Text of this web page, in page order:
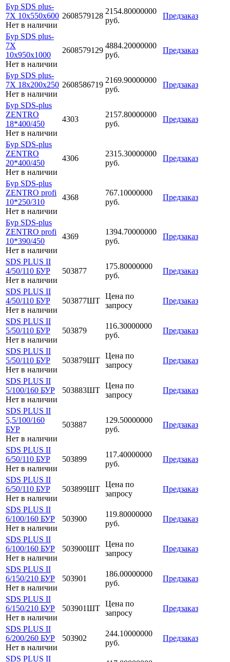
Бур SDS plus-
7X 10x550x600
Нет в наличии
2608579128
2154.80000000
руб.
Предзаказ
Бур SDS plus-
7X
10x950x1000
Нет в наличии
2608579129
4884.20000000
руб.
Предзаказ
Бур SDS plus-
7X 18x200x250
Нет в наличии
2608586719
2169.90000000
руб.
Предзаказ
Бур SDS-plus
ZENTRO
18*400/450
Нет в наличии
4303
2157.80000000
руб.
Предзаказ
Бур SDS-plus
ZENTRO
20*400/450
Нет в наличии
4306
2315.30000000
руб.
Предзаказ
Бур SDS-plus
ZENTRO profi
10*250/310
Нет в наличии
4368
767.10000000
руб.
Предзаказ
Бур SDS-plus
ZENTRO profi
10*390/450
Нет в наличии
4369
1394.70000000
руб.
Предзаказ
SDS PLUS II
4/50/110 БУР
Нет в наличии
503877
175.80000000
руб.
Предзаказ
SDS PLUS II
4/50/110 БУР
Нет в наличии
503877ШТ
Цена по
запросу
Предзаказ
SDS PLUS II
5/50/110 БУР
Нет в наличии
503879
116.30000000
руб.
Предзаказ
SDS PLUS II
5/50/110 БУР
Нет в наличии
503879ШТ
Цена по
запросу
Предзаказ
SDS PLUS II
5/100/160 БУР
Нет в наличии
503883ШТ
Цена по
запросу
Предзаказ
SDS PLUS II
5,5/100/160
БУР
Нет в наличии
503887
129.50000000
руб.
Предзаказ
SDS PLUS II
6/50/110 БУР
Нет в наличии
503899
117.40000000
руб.
Предзаказ
SDS PLUS II
6/50/110 БУР
Нет в наличии
503899ШТ
Цена по
запросу
Предзаказ
SDS PLUS II
6/100/160 БУР
Нет в наличии
503900
119.80000000
руб.
Предзаказ
SDS PLUS II
6/100/160 БУР
Нет в наличии
503900ШТ
Цена по
запросу
Предзаказ
SDS PLUS II
6/150/210 БУР
Нет в наличии
503901
186.00000000
руб.
Предзаказ
SDS PLUS II
6/150/210 БУР
Нет в наличии
503901ШТ
Цена по
запросу
Предзаказ
SDS PLUS II
6/200/260 БУР
Нет в наличии
503902
244.10000000
руб.
Предзаказ
SDS PLUS II